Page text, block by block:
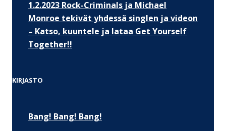
1.2.2023 Rock-Criminals ja Michael
Monroe tekivät yhdessä singlen ja videon
– Katso, kuuntele ja lataa Get Yourself
Together!!
KIRJASTO
Bang! Bang! Bang!